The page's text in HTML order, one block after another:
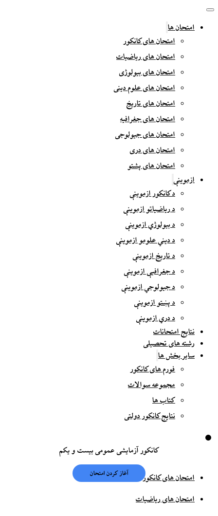
امتحان ها
امتحان های کانکور
امتحان های ریاضیات
امتحان های بیولوژی
امتحان های علوم دینی
امتحان های تاریخ
امتحان های جغرافیه
امتحان های جیولوجی
امتحان های دری
امتحان های پشتو
ازموینې
د کانکور ازموینې
د ریاضیاتو ازموینې
د بیولوژي ازموینې
د دیني علومو ازموینې
د تاریخ ازموینې
د جغرافیې ازموینې
د جیولوجي ازموینې
د پښتو ازموینې
د دري ازموینې
نتایج امتحانات
رشته های تحصیلی
سایر بخش ها
فورم های کانکور
مجموعه سوالات
کتاب ها
نتایج کانکور دولتی
کانکور آزمایشی عمومی بیست و یکم
امتحان های کانکور
امتحان های ریاضیات